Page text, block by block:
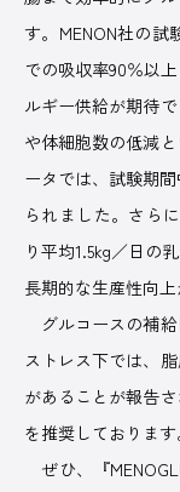
す。MENON社の
での吸収率90％以
ルギー供給が期待
や体細胞数の低減
ータでは、試験期
られました。さら
り平均1.5kg／日の
長期的な生産性向
グルコースの補給
ストレス下では、
があることが報告
を推奨しております
ぜひ、『